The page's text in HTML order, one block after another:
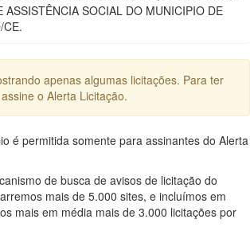
ASSISTÊNCIA SOCIAL DO MUNICIPIO DE
CE.
apenas algumas licitações. Para ter
o Alerta Licitação.
é permitida somente para assinantes do Alerta
de busca de avisos de licitação do
mais de 5.000 sites, e incluímos em
mais em média mais de 3.000 licitações por